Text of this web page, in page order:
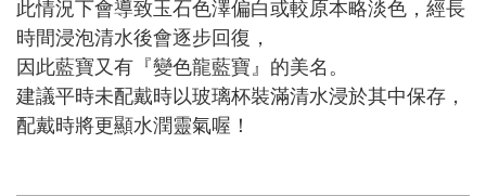
此情況下會導致玉石色澤偏白或較原本略淡色，經長
時間浸泡清水後會逐步回復，
因此藍寶又有『變色龍藍寶』的美名。
建議平時未配戴時以玻璃杯裝滿清水浸於其中保存，
配戴時將更顯水潤靈氣喔！